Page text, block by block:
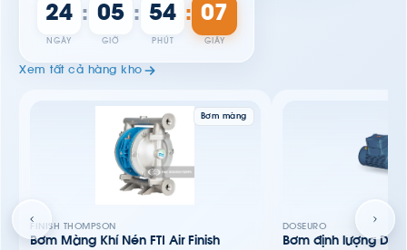
24
NGÀY
: 05
GIỜ
: 54
PHÚT
: 04
GIÂY
Xem tất cả hàng kho
Bơm màng
FINISH THOMPSON
Bơm Màng Khí Nén FTI Air Finish
DOSEURO
Bơm định lượng